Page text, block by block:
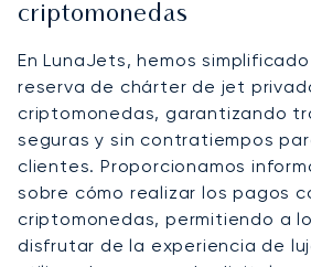
criptomonedas
En LunaJets, hemos
reserva de chárter de jet
criptomonedas, garantizando
seguras y sin contratiempos
clientes. Proporcionamos
sobre cómo realizar los pagos
criptomonedas, permitiendo a
disfrutar de la experiencia de